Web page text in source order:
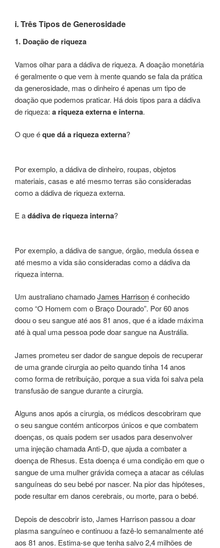
i. Três Tipos de Generosidade
1. Doação de riqueza
Vamos olhar para a dádiva de riqueza. A doação monetária
é geralmente o que vem à mente quando se fala da prática
da generosidade, mas o dinheiro é apenas um tipo de
doação que podemos praticar. Há dois tipos para a dádiva
de riqueza: a riqueza externa e interna.
O que éque dá a riqueza externa?
Por exemplo, a dádiva de dinheiro, roupas, objetos
materiais, casas e até mesmo terras são consideradas
como a dádiva de riqueza externa.
E adádiva de riqueza interna?
Por exemplo, a dádiva de sangue, órgão, medula óssea e
até mesmo a vida são consideradas como a dádiva da
riqueza interna.
Um australiano chamadoJames Harrisoné conhecido
como “O Homem com o Braço Dourado”. Por 60 anos
doou o seu sangue até aos 81 anos, que é a idade máxima
até à qual uma pessoa pode doar sangue na Austrália.
James prometeu ser dador de sangue depois de recuperar
de uma grande cirurgia ao peito quando tinha 14 anos
como forma de retribuição, porque a sua vida foi salva pela
transfusão de sangue durante a cirurgia.
Alguns anos após a cirurgia, os médicos descobriram que
o seu sangue contém anticorpos únicos e que combatem
doenças, os quais podem ser usados para desenvolver
uma injeção chamada Anti-D, que ajuda a combater a
doença de Rhesus. Esta doença é uma condição em que o
sangue de uma mulher grávida começa a atacar as células
sanguíneas do seu bebé por nascer. Na pior das hipóteses,
pode resultar em danos cerebrais, ou morte, para o bebé.
Depois de descobrir isto, James Harrison passou a doar
plasma sanguíneo e continuou a fazê-lo semanalmente até
aos 81 anos. Estima-se que tenha salvo 2,4 milhões de